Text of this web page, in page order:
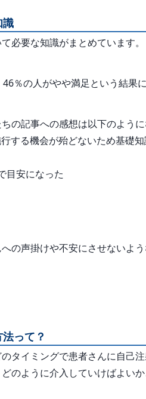
識
必要な知識がまとめています。
％の人がやや満足という結果に
記事への感想は以下のように
する機会が殆どないため基礎
目安になった
の声掛けや不安にさせないよ
って？
タイミングで患者さんに自己
のように介入していけばよい